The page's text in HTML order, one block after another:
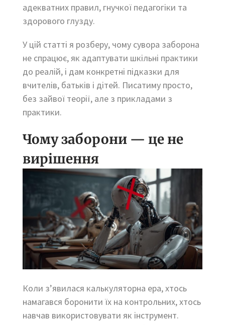
адекватних правил, гнучкої педагогіки та
здорового глузду.
У цій статті я розберу, чому сувора заборона
не спрацює, як адаптувати шкільні практики
до реалій, і дам конкретні підказки для
вчителів, батьків і дітей. Писатиму просто,
без зайвої теорії, але з прикладами з
практики.
Чому заборони — це не
вирішення
Коли з’явилася калькуляторна ера, хтось
намагався боронити їх на контрольних, хтось
навчав використовувати як інструмент.